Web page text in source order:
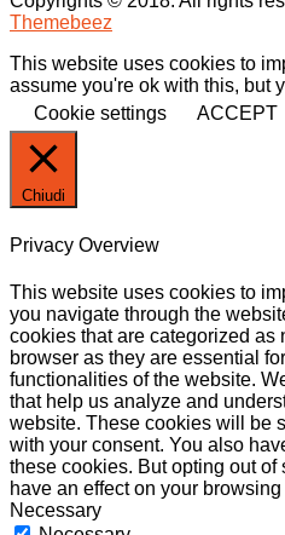
Themebeez
This website uses cookies to
assume you're ok with this, but
Cookie settings
ACCEPT
Chiudi
Privacy Overview
This website uses cookies to
you navigate through the
cookies that are categorized as
browser as they are essential
functionalities of the website.
that help us analyze and
website. These cookies will be
with your consent. You also
these cookies. But opting out
have an effect on your
Necessary